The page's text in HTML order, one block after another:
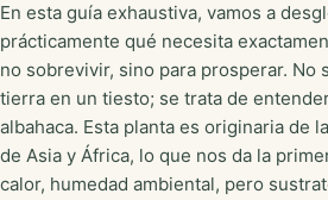
En esta guía exhaustiva, vamos a
prácticamente qué necesita
no sobrevivir, sino para prosperar. No
tierra en un tiesto; se trata de
albahaca. Esta planta es originaria de
de Asia y África, lo que nos da la
calor, humedad ambiental, pero